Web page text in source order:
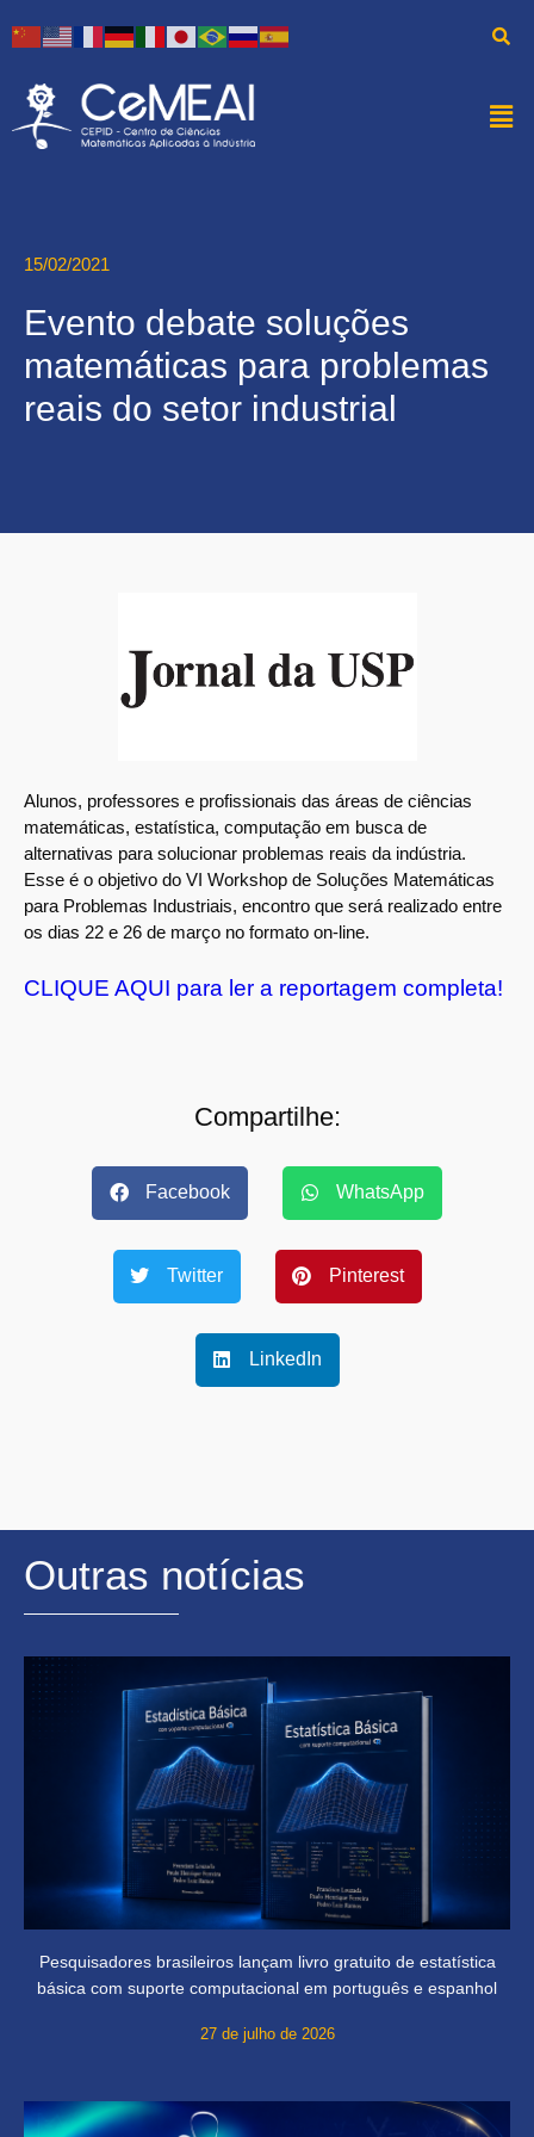
15/02/2021
Evento debate soluções
matemáticas para problemas
reais do setor industrial
Alunos, professores e profissionais das áreas de ciências
matemáticas, estatística, computação em busca de
alternativas para solucionar problemas reais da indústria.
Esse é o objetivo do VI Workshop de Soluções Matemáticas
para Problemas Industriais, encontro que será realizado entre
os dias 22 e 26 de março no formato on-line.
CLIQUE AQUI para ler a reportagem completa!
Compartilhe:
Facebook WhatsApp
Twitter Pinterest
LinkedIn
Outras notícias
Pesquisadores brasileiros lançam livro gratuito de estatística
básica com suporte computacional em português e espanhol
27 de julho de 2026